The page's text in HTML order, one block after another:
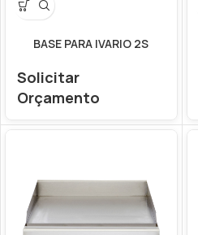
BASE PARA IVARIO 2S
Solicitar
Orçamento